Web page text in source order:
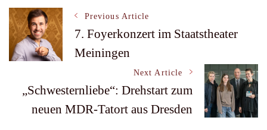
Post
Navigation
Previous Article
7. Foyerkonzert im Staatstheater
Meiningen
Next Article
„Schwesternliebe“: Drehstart zum
neuen MDR-Tatort aus Dresden